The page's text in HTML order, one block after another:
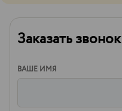
Заказать звонок
ВАШЕ ИМЯ